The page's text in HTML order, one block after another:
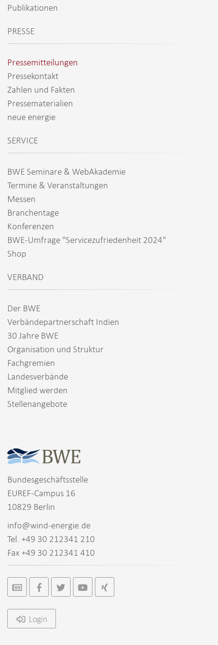
Publikationen
PRESSE
Pressemitteilungen
Pressekontakt
Zahlen und Fakten
Pressematerialien
neue energie
SERVICE
BWE Seminare & WebAkademie
Termine & Veranstaltungen
Messen
Branchentage
Konferenzen
BWE-Umfrage "Servicezufriedenheit 2024"
Shop
VERBAND
Der BWE
Verbändepartnerschaft Indien
30 Jahre BWE
Organisation und Struktur
Fachgremien
Landesverbände
Mitglied werden
Stellenangebote
Bundesgeschäftsstelle
EUREF-Campus 16
10829 Berlin
info@wind-energie.de
Tel. +49 30 212341 210
Fax +49 30 212341 410
Login